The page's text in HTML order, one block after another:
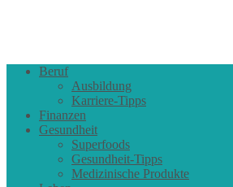
Beruf
Ausbildung
Karriere-Tipps
Finanzen
Gesundheit
Superfoods
Gesundheit-Tipps
Medizinische Produkte